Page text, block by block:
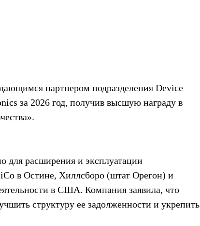
партнером подразделения Device
за 2026 год, получив высшую награду в
для расширения и эксплуатации
в Остине, Хиллсборо (штат Орегон) и
в США. Компания заявила, что
структуру ее задолженности и укрепить